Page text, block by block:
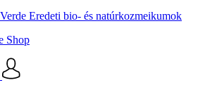
Eredeti bio- és natúrkozmeikumok